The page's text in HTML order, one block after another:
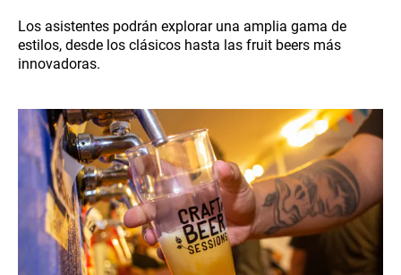
Los asistentes podrán explorar una amplia gama de
estilos, desde los clásicos hasta las fruit beers más
innovadoras.